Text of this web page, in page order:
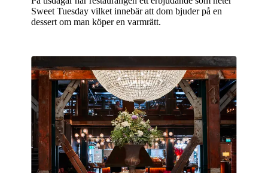
Sweet Tuesday vilket innebär att dom bjuder på en
dessert om man köper en varmrätt.